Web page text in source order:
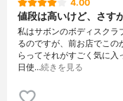
値段は高いけど、さす
私はサボンのボディスクラ
るのですが、前お店でこの
らってそれがすごく気に
日使…続きを見る